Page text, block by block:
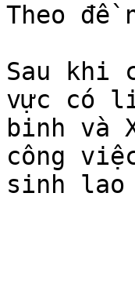
Theo đề
Sau khi
vực có
binh và
công